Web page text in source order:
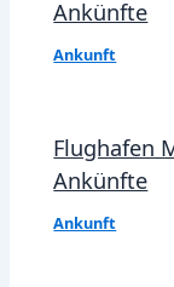
Ankünfte
Ankunft
Flughafen
Ankünfte
Ankunft